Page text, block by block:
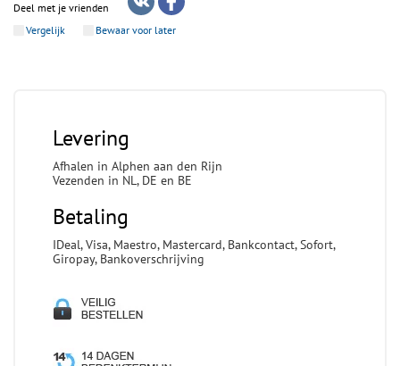
Deel met je vrienden
Vergelijk
Bewaar voor later
Levering
Afhalen in Alphen aan den Rijn
Vezenden in NL, DE en BE
Betaling
IDeal, Visa, Maestro, Mastercard, Bankcontact, Sofort,
Giropay, Bankoverschrijving